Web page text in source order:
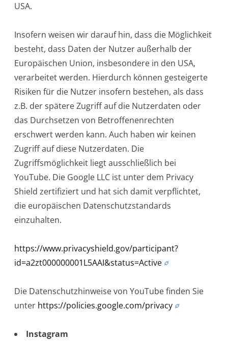
USA.
Insofern weisen wir darauf hin, dass die Möglichkeit
besteht, dass Daten der Nutzer außerhalb der
Europäischen Union, insbesondere in den USA,
verarbeitet werden. Hierdurch können gesteigerte
Risiken für die Nutzer insofern bestehen, als dass
z.B. der spätere Zugriff auf die Nutzerdaten oder
das Durchsetzen von Betroffenenrechten
erschwert werden kann. Auch haben wir keinen
Zugriff auf diese Nutzerdaten. Die
Zugriffsmöglichkeit liegt ausschließlich bei
YouTube. Die Google LLC ist unter dem Privacy
Shield zertifiziert und hat sich damit verpflichtet,
die europäischen Datenschutzstandards
einzuhalten.
https://www.privacyshield.gov/participant?
id=a2zt000000001L5AAI&status=Active
Die Datenschutzhinweise von YouTube finden Sie
unter https://policies.google.com/privacy
Instagram